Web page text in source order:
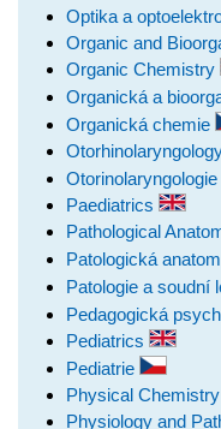
Optika a
Organic and
Organic Chemistry
Organická a
Organická chemie
Otorinolaryngologie
Paediatrics
Pathological
Patologická
Patologie a soudní
Pedagogická
Pediatrics
Pediatrie
Physical Chemistry
Physiology and